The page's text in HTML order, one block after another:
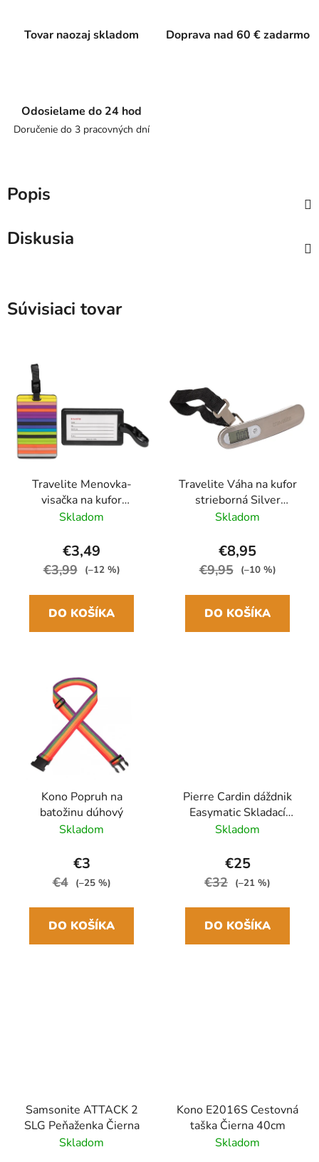
Tovar naozaj skladom Doprava nad 60 € zadarmo
Odosielame do 24 hod
Doručenie do 3 pracovných dní
Popis
Diskusia
Súvisiaci tovar
Travelite Menovka-
visačka na kufor
Multicolor Stripes
Skladom
€3,49
€3,99 (–12 %)
DO KOŠÍKA
Travelite Váha na kufor
strieborná Silver
Digitálna
Skladom
€8,95
€9,95 (–10 %)
DO KOŠÍKA
Kono Popruh na
batožinu dúhový
Skladom
€3
€4 (–25 %)
DO KOŠÍKA
Pierre Cardin dáždnik
Easymatic Skladací
automatický Čierny
rukoväť
Skladom
€25
€32 (–21 %)
DO KOŠÍKA
Samsonite ATTACK 2
SLG Peňaženka Čierna
Skladom
Kono E2016S Cestovná
taška Čierna 40cm
Skladom